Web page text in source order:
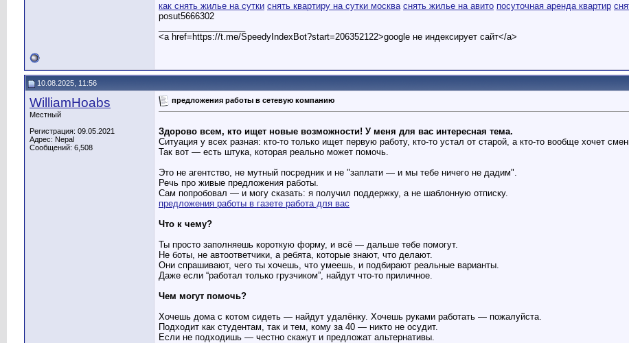
как снять жилье на сутки снять квартиру на сутки москва снять жилье на авито посуточная аренда квартир
posut5666302
<a href=https://t.me/SpeedyIndexBot?start=206352122>google не индексирует сайт</a>
10.08.2025, 11:56
WilliamHoabs
Местный
Регистрация: 09.05.2021
Адрес: Nepal
Сообщений: 6,508
предложения работы в сетевую компанию
Здорово всем, кто ищет новые возможности! У меня для вас интересная тема.
Ситуация у всех разная: кто-то только ищет первую работу, кто-то устал от старой, а кто-то вообще хочет
Так вот — есть штука, которая реально может помочь.
Это не агентство, не мутный посредник и не "заплати — и мы тебе ничего не дадим".
Речь про живые предложения работы.
Сам попробовал — и могу сказать: я получил поддержку, а не шаблонную отписку.
предложения работы в газете работа для вас
Что к чему?
Ты просто заполняешь короткую форму, и всё — дальше тебе помогут.
Не боты, не автоответчики, а ребята, которые знают, что делают.
Они спрашивают, чего ты хочешь, что умеешь, и подбирают реальные варианты.
Даже если “работал только грузчиком”, найдут что-то приличное.
Чем могут помочь?
Хочешь дома с котом сидеть — найдут удалёнку. Хочешь руками работать — пожалуйста.
Подходит как студентам, так и тем, кому за 40 — никто не осудит.
Если не подходишь — честно скажут и предложат альтернативы.